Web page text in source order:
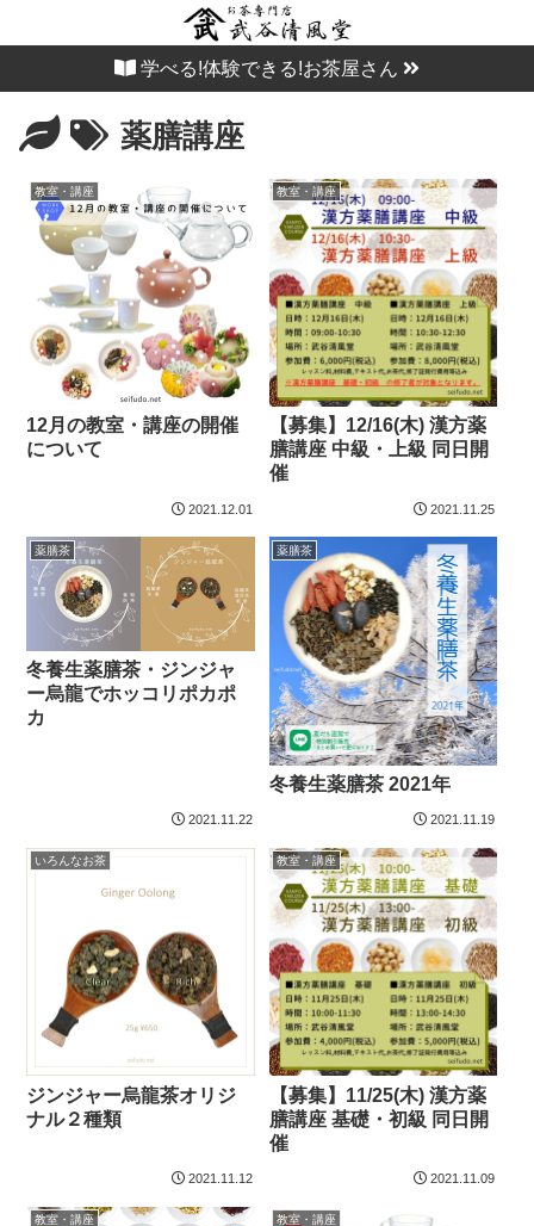
学べる!体験できる!お茶屋さん
薬膳講座
教室・講座
12月の教室・講座の開催
について
2021.12.01
教室・講座
【募集】12/16(木) 漢方薬
膳講座 中級・上級 同日開
催
2021.11.25
薬膳茶
冬養生薬膳茶・ジンジャ
ー烏龍でホッコリポカポ
カ
2021.11.22
薬膳茶
冬養生薬膳茶 2021年
2021.11.19
いろんなお茶
ジンジャー烏龍茶オリジ
ナル２種類
2021.11.12
教室・講座
【募集】11/25(木) 漢方薬
膳講座 基礎・初級 同日開
催
2021.11.09
教室・講座 教室・講座